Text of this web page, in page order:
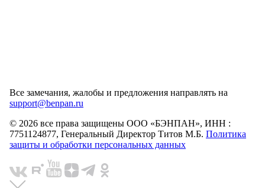
Все замечания, жалобы и предложения направлять на
support@benpan.ru
© 2026 все права защищены ООО «БЭНПАН», ИНН :
7751124877, Генеральный Директор Титов М.Б. Политика
защиты и обработки персональных данных